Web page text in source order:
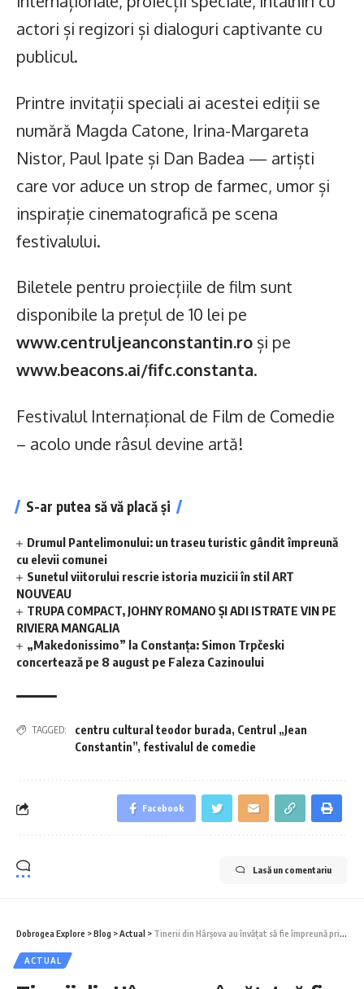
actori și regizori și dialoguri captivante cu
publicul.
Printre invitații speciali ai acestei ediții se
numără Magda Catone, Irina-Margareta
Nistor, Paul Ipate și Dan Badea — artiști
care vor aduce un strop de farmec, umor și
inspirație cinematografică pe scena
festivalului.
Biletele pentru proiecțiile de film sunt
disponibile la prețul de 10 lei pe
www.centruljeanconstantin.ro și pe
www.beacons.ai/fifc.constanta.
Festivalul Internațional de Film de Comedie
– acolo unde râsul devine artă!
S-ar putea să vă placă și
Drumul Pantelimonului: un traseu turistic gândit împreună
cu elevii comunei
Sunetul viitorului rescrie istoria muzicii în stil ART
NOUVEAU
TRUPA COMPACT, JOHNY ROMANO ȘI ADI ISTRATE VIN PE
RIVIERA MANGALIA
„Makedonissimo” la Constanța: Simon Trpčeski
concertează pe 8 august pe Faleza Cazinoului
TAGGED: centru cultural teodor burada, Centrul „Jean
Constantin”, festivalul de comedie
Facebook
Lasă un comentariu
Dobrogea Explore >Blog >Actual > Tinerii din Hârșova au învățat să fie împreună prin teatru și joacă
ACTUAL